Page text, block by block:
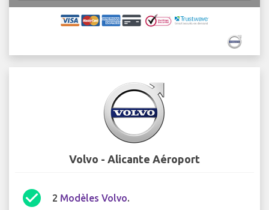
Volvo - Alicante Aéroport
check_circle 2 Modèles Volvo.